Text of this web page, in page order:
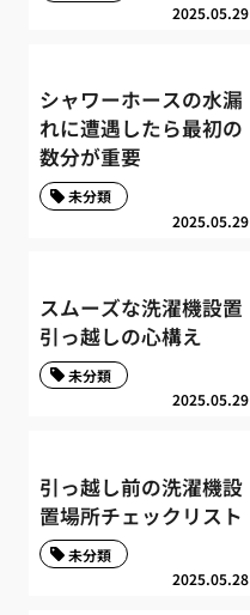
2025.05.29
シャワーホースの水漏
れに遭遇したら最初の
数分が重要
2025.05.29
未分類
スムーズな洗濯機設置
引っ越しの心構え
2025.05.29
未分類
引っ越し前の洗濯機設
置場所チェックリスト
2025.05.28
未分類